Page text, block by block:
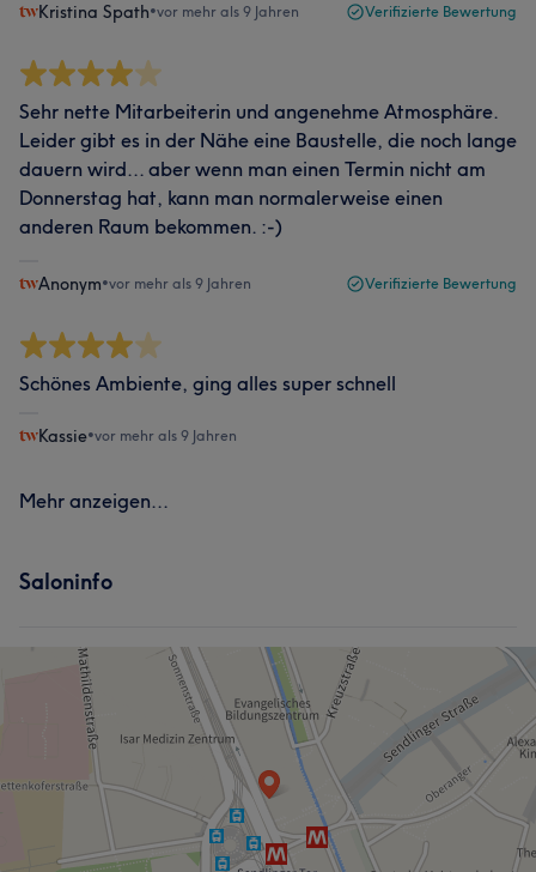
Kristina Spath•vor mehr als 9 Jahren Verifizierte Bewertung
Sehr nette Mitarbeiterin und angenehme Atmosphäre.
Leider gibt es in der Nähe eine Baustelle, die noch lange
dauern wird... aber wenn man einen Termin nicht am
Donnerstag hat, kann man normalerweise einen
anderen Raum bekommen. :-)
Anonym•vor mehr als 9 Jahren Verifizierte Bewertung
Schönes Ambiente, ging alles super schnell
Kassie•vor mehr als 9 Jahren
Mehr anzeigen...
Saloninfo